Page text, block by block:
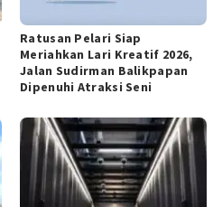
Ratusan Pelari Siap
Meriahkan Lari Kreatif 2026,
Jalan Sudirman Balikpapan
Dipenuhi Atraksi Seni